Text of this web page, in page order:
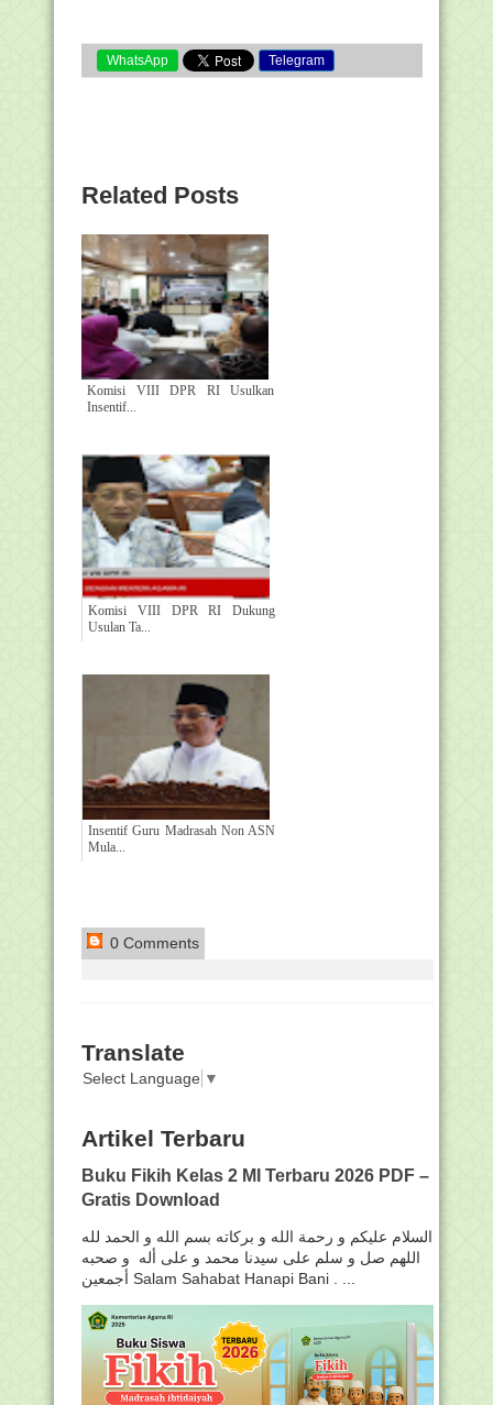
WhatsApp Telegram
Related Posts
Komisi VIII DPR RI Usulkan
Insentif...
Komisi VIII DPR RI Dukung
Usulan Ta...
Insentif Guru Madrasah Non ASN
Mula...
0 Comments
Translate
Select Language ▼
Artikel Terbaru
Buku Fikih Kelas 2 MI Terbaru 2026 PDF –
Gratis Download
السلام عليكم و رحمة الله و بركاته بسم الله و الحمد لله
اللهم صل و سلم على سيدنا محمد و على أله و صحبه
أجمعين Salam Sahabat Hanapi Bani . ...